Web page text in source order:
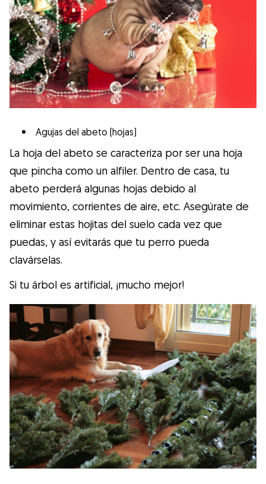
Agujas del abeto (hojas)
La hoja del abeto se caracteriza por ser una hoja
que pincha como un alfiler. Dentro de casa, tu
abeto perderá algunas hojas debido al
movimiento, corrientes de aire, etc. Asegúrate de
eliminar estas hojitas del suelo cada vez que
puedas, y así evitarás que tu perro pueda
clavárselas.
Si tu árbol es artificial, ¡mucho mejor!